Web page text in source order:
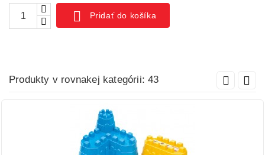
 Pridať do košíka
Produkty v rovnakej kategórii: 43